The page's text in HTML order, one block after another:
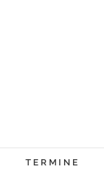
TERMINE